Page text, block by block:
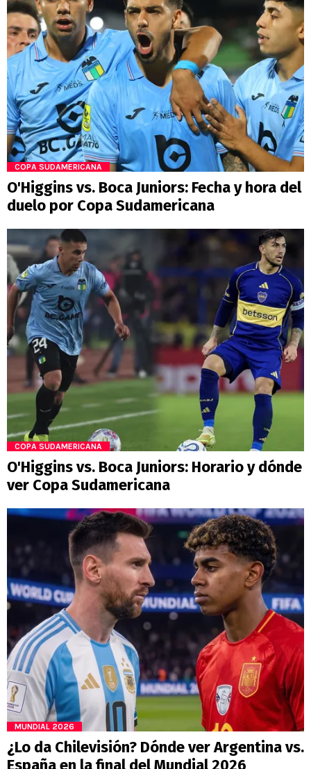
COPA SUDAMERICANA
O'Higgins vs. Boca Juniors: Fecha y hora del
duelo por Copa Sudamericana
COPA SUDAMERICANA
O'Higgins vs. Boca Juniors: Horario y dónde
ver Copa Sudamericana
MUNDIAL 2026
¿Lo da Chilevisión? Dónde ver Argentina vs.
España en la final del Mundial 2026